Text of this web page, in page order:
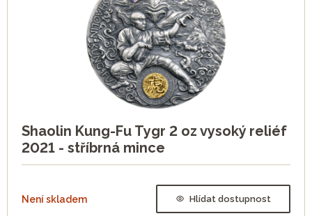
Shaolin Kung-Fu Tygr 2 oz vysoký reliéf
2021 - stříbrná mince
Není skladem Hlídat dostupnost